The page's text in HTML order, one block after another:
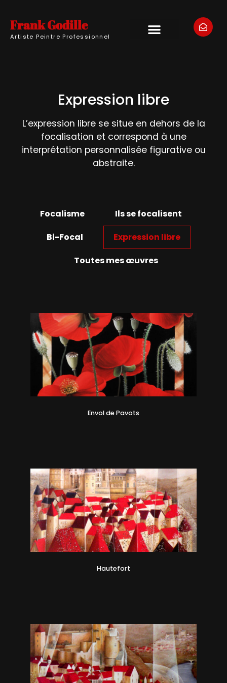
Frank Godille
Artiste Peintre Professionnel
Expression libre
L’expression libre se situe en dehors de la
focalisation et correspond à une
interprétation personnalisée figurative ou
abstraite.
Focalisme
Ils se focalisent
Bi-Focal
Expression libre
Toutes mes œuvres
Envol de Pavots
Hautefort